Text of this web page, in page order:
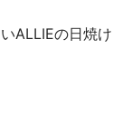
ALLIEの日焼け